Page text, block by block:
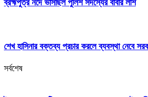
ব্রহ্মপুত্র নদে ভাসছিল পুলিশ সদস্যের বাবার লাশ
শেখ হাসিনার বক্তব্য প্রচার করলে ব্যবস্থা নেবে
সর্বশেষ